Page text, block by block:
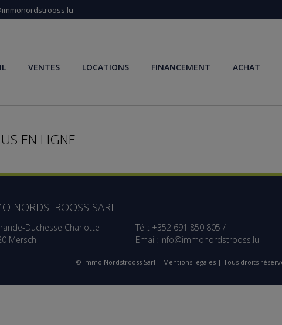
VENTES LOCATIONS FINANCEMENT ACHAT
EN LIGNE
NORDSTROOSS SARL
Duchesse Charlotte
Mersch
Tél.: +352 691 850 805 /
Email: info@immonordstrooss.lu
© Immo Nordstrooss Sarl | Mentions légales | Tous droits